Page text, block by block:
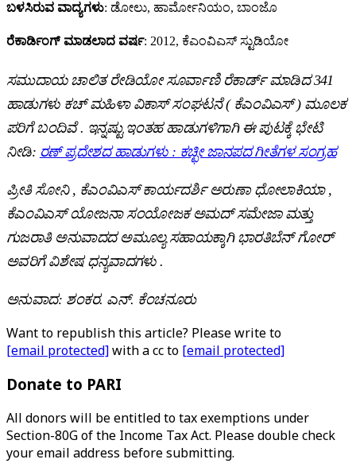
ಬಳಸಿರುವ ವಾದ್ಯಗಳು: ಡೋಲು, ಹಾರ್ಮೋನಿಯಂ, ಬಾಂಜೊ
ರೆಕಾರ್ಡಿಂಗ್ ಮಾಡಲಾದ ವರ್ಷ: 2012, ಕೆಎಂವಿಎಸ್ ಸ್ಟುಡಿಯೋ
ಸಮುದಾಯ ಚಾಲಿತ ರೇಡಿಯೋ ಸೂರ್ವಾಣಿ ರೆಕಾರ್ಡ್ ಮಾಡಿದ341
ಹಾಡುಗಳು ಕಚ್ ಮಹಿಳಾ ವಿಕಾಸ್ ಸಂಘಟನೆ ( ಕೆಎಂವಿಎಸ್ ) ಮೂಲಕ
ಪರಿಗೆ ಬಂದಿವೆ . ಇನ್ನಷ್ಟು ಇಂತಹ ಹಾಡುಗಳಿಗಾಗಿ ಈ ಪುಟಕ್ಕೆ ಭೇಟಿ
ನೀಡಿ: ರಣ್‌ ಪ್ರದೇಶದ ಹಾಡುಗಳು : ಕಚ್ಛೀ ಜಾನಪದ ಗೀತೆಗಳ ಸಂಗ್ರಹ
ಪ್ರೀತಿ ಸೋನಿ , ಕೆಎಂವಿಎಸ್ ಕಾರ್ಯದರ್ಶಿ ಅರುಣಾ ಧೋಲಾಕಿಯಾ ,
ಕೆಎಂವಿಎಸ್ ಯೋಜನಾ ಸಂಯೋಜಕ ಅಮದ್ ಸಮೇಜಾ ಮತ್ತು
ಗುಜರಾತಿ ಅನುವಾದದ ಅಮೂಲ್ಯ ಸಹಾಯಕ್ಕಾಗಿ ಭಾರತಿಬೆನ್ ಗೋರ್
ಅವರಿಗೆ ವಿಶೇಷ ಧನ್ಯವಾದಗಳು .
ಅನುವಾದ: ಶಂಕರ. ಎನ್. ಕೆಂಚನೂರು
Want to republish this article? Please write to
[email protected]with a cc to [email protected]
Donate to PARI
All donors will be entitled to tax exemptions under
Section-80G of the Income Tax Act. Please double check
your email address before submitting.